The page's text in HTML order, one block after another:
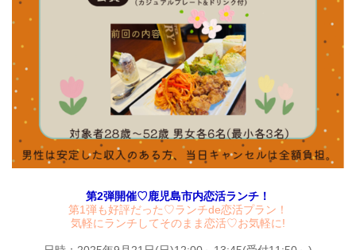
第2弾開催♡鹿児島市内恋活ランチ！
第1弾も好評だった♡ランチde恋活プラン！
気軽にランチしてそのまま恋活♡お気軽に!